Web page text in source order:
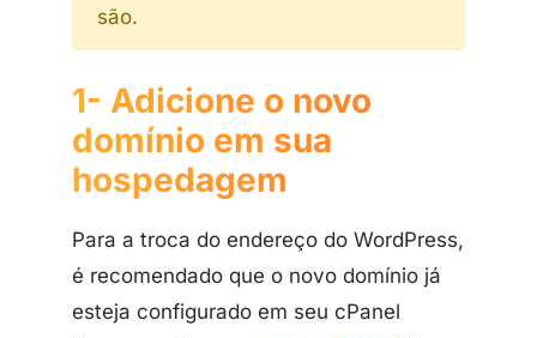
são.
1- Adicione o novo
domínio em sua
hospedagem
Para a troca do endereço do WordPress,
é recomendado que o novo domínio já
esteja configurado em seu cPanel